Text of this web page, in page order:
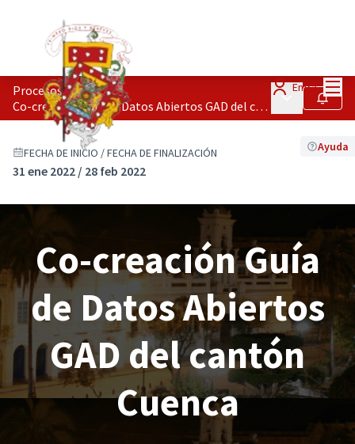
Entra
Procesos /
Co-creación Guía de Datos Abiertos GAD del cantón Cuenca
Menú Seguir
Ayuda
FECHA DE INICIO / FECHA DE FINALIZACIÓN
31 ene 2022 / 28 feb 2022
Co-creación Guía
de Datos Abiertos
GAD del cantón
Cuenca